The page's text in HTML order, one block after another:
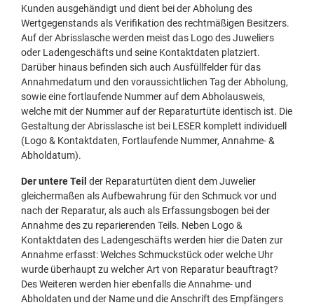
Kunden ausgehändigt und dient bei der Abholung des
Wertgegenstands als Verifikation des rechtmäßigen Besitzers.
Auf der Abrisslasche werden meist das Logo des Juweliers
oder Ladengeschäfts und seine Kontaktdaten platziert.
Darüber hinaus befinden sich auch Ausfüllfelder für das
Annahmedatum und den voraussichtlichen Tag der Abholung,
sowie eine fortlaufende Nummer auf dem Abholausweis,
welche mit der Nummer auf der Reparaturtüte identisch ist. Die
Gestaltung der Abrisslasche ist bei LESER komplett individuell
(Logo & Kontaktdaten, Fortlaufende Nummer, Annahme- &
Abholdatum).
Der untere Teil der Reparaturtüten dient dem Juwelier
gleichermaßen als Aufbewahrung für den Schmuck vor und
nach der Reparatur, als auch als Erfassungsbogen bei der
Annahme des zu reparierenden Teils. Neben Logo &
Kontaktdaten des Ladengeschäfts werden hier die Daten zur
Annahme erfasst: Welches Schmuckstück oder welche Uhr
wurde überhaupt zu welcher Art von Reparatur beauftragt?
Des Weiteren werden hier ebenfalls die Annahme- und
Abholdaten und der Name und die Anschrift des Empfängers